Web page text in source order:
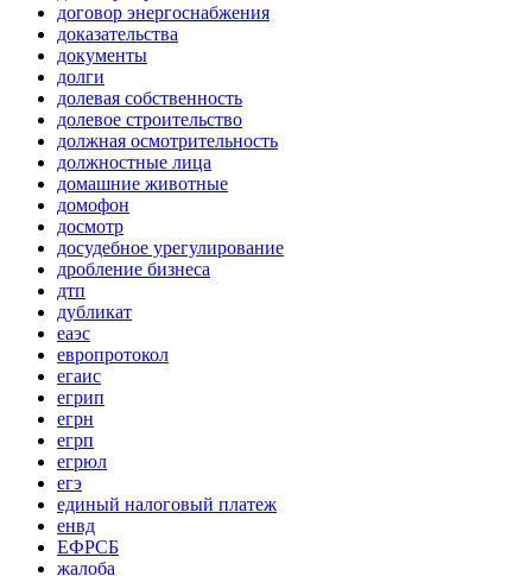
договор энергоснабжения
доказательства
документы
долги
долевая собственность
долевое строительство
должная осмотрительность
должностные лица
домашние животные
домофон
досмотр
досудебное урегулирование
дробление бизнеса
дтп
дубликат
еаэс
европротокол
егаис
егрип
егрн
егрп
егрюл
егэ
единый налоговый платеж
енвд
ЕФРСБ
жалоба